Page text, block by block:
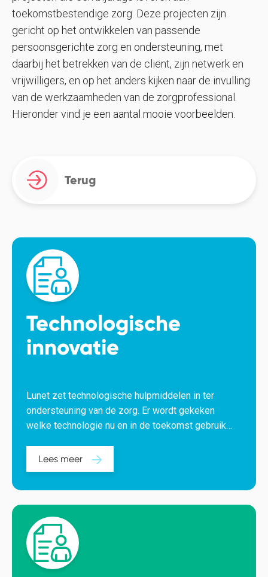
toekomstbestendige zorg. Deze projecten zijn
gericht op het ontwikkelen van passende
persoonsgerichte zorg en ondersteuning, met
daarbij het betrekken van de cliënt, zijn netwerk en
vrijwilligers, en op het anders kijken naar de invulling
van de werkzaamheden van de zorgprofessional.
Hieronder vind je een aantal mooie voorbeelden.
Terug
Technologische
innovatie
Lunet zet technologische hulpmiddelen in ter
ondersteuning van de zorg. Er wordt gekeken
welke technologie nu en in de toekomst gebruikt
Lees meer